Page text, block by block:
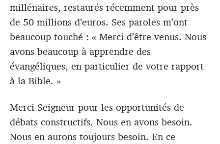
millénaires, restaurés récemment pour près
de 50 millions d’euros. Ses paroles m’ont
beaucoup touché : « Merci d’être venus. Nous
avons beaucoup à apprendre des
évangéliques, en particulier de votre rapport
à la Bible. »
Merci Seigneur pour les opportunités de
débats constructifs. Nous en avons besoin.
Nous en aurons toujours besoin. En ce